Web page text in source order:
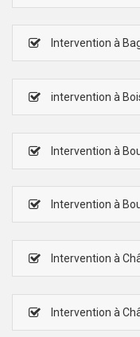
Intervention à
intervention à
Intervention à
Intervention à
Intervention à
Intervention à